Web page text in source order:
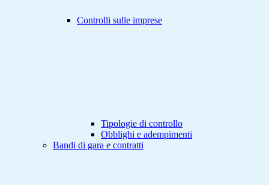
Controlli sulle imprese
Tipologie di controllo
Obblighi e adempimenti
Bandi di gara e contratti